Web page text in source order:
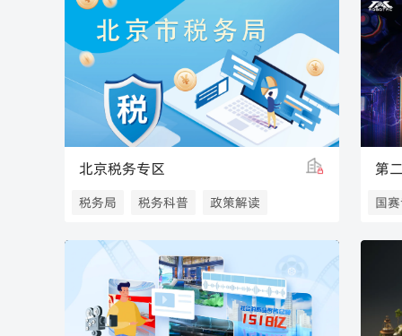
横琴博览会
横琴-澳门国际数字艺术博览会
数字艺术博览会
北京税务专区
税务局 税务科普
政策解读
北京税务
北京税务局
国
全